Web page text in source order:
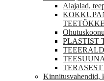
Aiajalad,
PLASTIST
Kinnitusvahendid,